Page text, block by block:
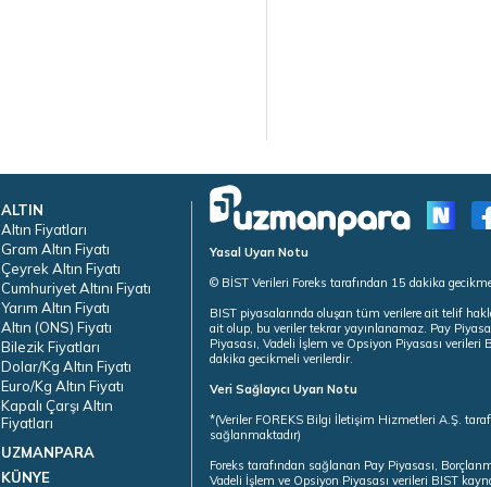
ALTIN
Altın Fiyatları
Gram Altın Fiyatı
Çeyrek Altın Fiyatı
Cumhuriyet Altını Fiyatı
Yarım Altın Fiyatı
Altın (ONS) Fiyatı
Bilezik Fiyatları
Dolar/Kg Altın Fiyatı
Euro/Kg Altın Fiyatı
Kapalı Çarşı Altın
Fiyatları
UZMANPARA
KÜNYE
Yasal Uyarı Notu
© BİST Verileri Foreks tarafından 15 dakika
BIST piyasalarında oluşan tüm verilere ait telif
ait olup, bu veriler tekrar yayınlanamaz. Pay
Piyasası, Vadeli İşlem ve Opsiyon Piyasası verileri
dakika gecikmeli verilerdir.
Veri Sağlayıcı Uyarı Notu
*(Veriler FOREKS Bilgi İletişim Hizmetleri A.Ş.
sağlanmaktadır)
Foreks tarafından sağlanan Pay Piyasası,
Vadeli İşlem ve Opsiyon Piyasası verileri BIST